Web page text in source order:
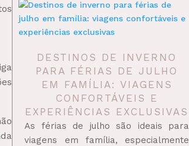
DESTINOS DE INVERNO
PARA FÉRIAS DE JULHO
EM FAMÍLIA: VIAGENS
CONFORTÁVEIS E
EXPERIÊNCIAS EXCLUSIVAS
As férias de julho são ideais para
viagens em família, especialmente